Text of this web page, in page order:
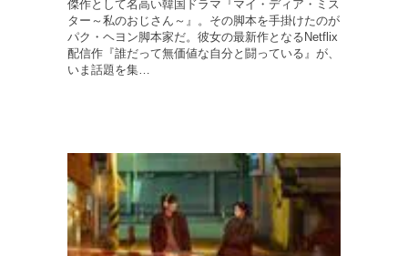
傑作として名高い韓国ドラマ『マイ・ディア・ミス
ター～私のおじさん～』。その脚本を手掛けたのが
パク・ヘヨン脚本家だ。彼女の最新作となるNetflix
配信作『誰だって無価値な自分と闘っている』が、
いま話題を集…